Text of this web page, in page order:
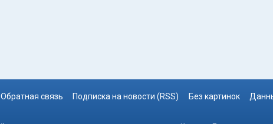
Обратная связь Подписка на новости (RSS) Без картинок